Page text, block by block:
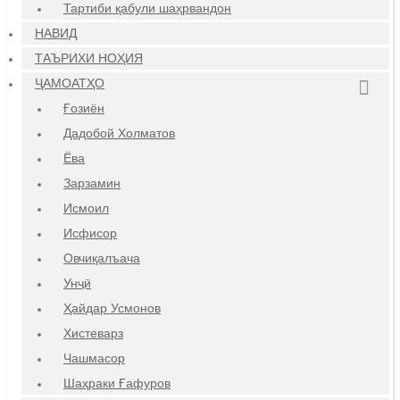
Тартиби қабули шаҳрвандон
НАВИД
ТАЪРИХИ НОҲИЯ
ҶАМОАТҲО
Ғозиён
Дадобой Холматов
Ёва
Зарзамин
Исмоил
Исфисор
Овчиқалъача
Унҷӣ
Ҳайдар Усмонов
Хистеварз
Чашмасор
Шаҳраки Ғафуров